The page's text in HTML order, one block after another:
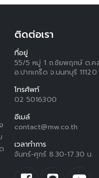
ติดต่อเรา
ที่อยู่
55/5 หมู่ 1 ถ.ชัยพฤกษ์ ต.ค
อ.ปากเกร็ด จ.นนทบุรี 11120
โทรศัพท์
02 5016300
อีเมล์
contact@mw.co.th
เวลาทำการ
จันทร์-ศุกร์ 8.30-17.30 น.